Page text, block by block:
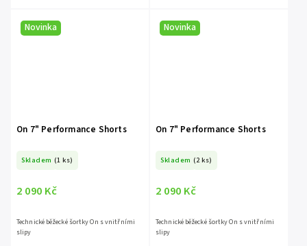
Novinka
On 7" Performance Shorts
Skladem (1 ks)
2 090 Kč
Technické běžecké šortky On s vnitřními
slipy
Novinka
On 7" Performance Shorts
Skladem (2 ks)
2 090 Kč
Technické běžecké šortky On s vnitřními
slipy